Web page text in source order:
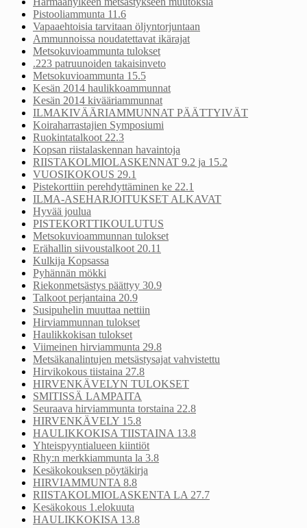
Pistooliammunta 11.6
Vapaaehtoisia tarvitaan öljyntorjuntaan
Ammunnoissa noudatettavat ikärajat
Metsokuvioammunta tulokset
.223 patruunoiden takaisinveto
Metsokuvioammunta 15.5
Kesän 2014 haulikkoammunnat
Kesän 2014 kivääriammunnat
ILMAKIVÄÄRIAMMUNNAT PÄÄTTYIVÄT
Koiraharrastajien Symposiumi
Ruokintatalkoot 22.3
Kopsan riistalaskennan havaintoja
RIISTAKOLMIOLASKENNAT 9.2 ja 15.2
VUOSIKOKOUS 29.1
Pistekorttiin perehdyttäminen ke 22.1
ILMA-ASEHARJOITUKSET ALKAVAT
Hyvää joulua
PISTEKORTTIKOULUTUS
Metsokuvioammunnan tulokset
Erähallin siivoustalkoot 20.11
Kulkija Kopsassa
Pyhännän mökki
Riekonmetsästys päättyy 30.9
Talkoot perjantaina 20.9
Susipuhelin muuttaa nettiin
Hirviammunnan tulokset
Haulikkokisan tulokset
Viimeinen hirviammunta 29.8
Metsäkanalintujen metsästysajat vahvistettu
Hirvikokous tiistaina 27.8
HIRVENKÄVELYN TULOKSET
SMITISSÄ LAMPAITA
Seuraava hirviammunta torstaina 22.8
HIRVENKÄVELY 15.8
HAULIKKOKISA TIISTAINA 13.8
Yhteispyyntialueen kiintiöt
Rhy:n merkkiammunta la 3.8
Kesäkokouksen pöytäkirja
HIRVIAMMUNTA 8.8
RIISTAKOLMIOLASKENTA LA 27.7
Kesäkokous 1.elokuuta
HAULIKKOKISA 13.8